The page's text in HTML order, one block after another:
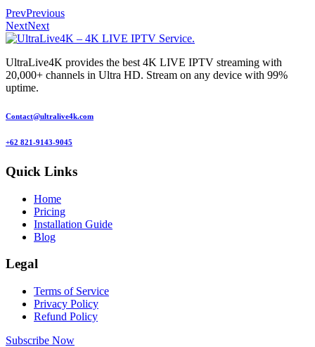
PrevPrevious
NextNext
UltraLive4K provides the best 4K LIVE IPTV streaming with
20,000+ channels in Ultra HD. Stream on any device with 99%
uptime.
Contact@ultralive4k.com
+62 821-9143-9045
Quick Links
Home
Pricing
Installation Guide
Blog
Legal
Terms of Service
Privacy Policy
Refund Policy
Subscribe Now